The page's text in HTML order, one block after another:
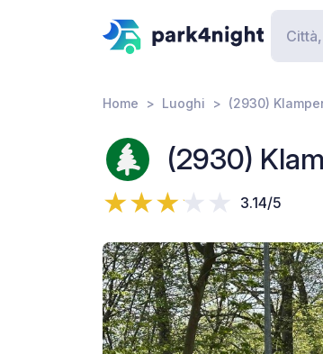
Home Luoghi (2930)
(2930)
3.14/5